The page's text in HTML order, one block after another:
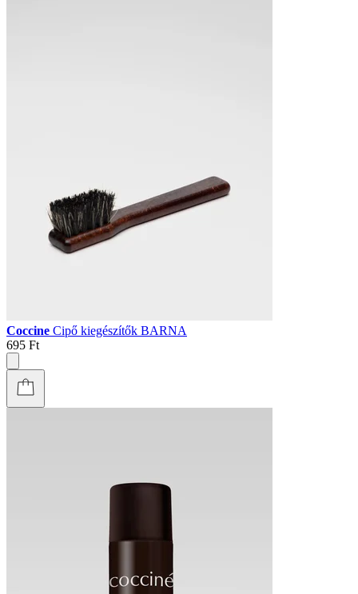
Coccine Cipő kiegészítők BARNA
695 Ft